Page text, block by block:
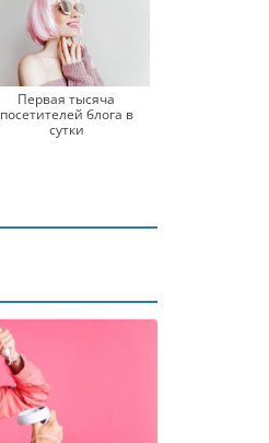
Первая тысяча
посетителей блога в
сутки